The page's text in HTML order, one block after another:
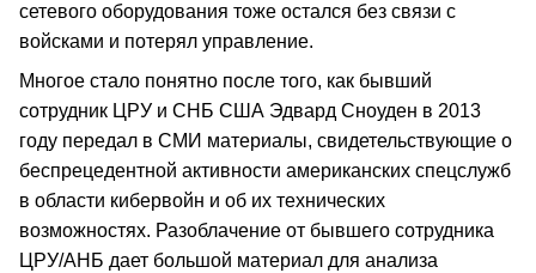
сетевого оборудования тоже остался без связи с
войсками и потерял управление.
Многое стало понятно после того, как бывший
сотрудник ЦРУ и СНБ США Эдвард Сноуден в 2013
году передал в СМИ материалы, свидетельствующие о
беспрецедентной активности американских спецслужб
в области кибервойн и об их технических
возможностях. Разоблачение от бывшего сотрудника
ЦРУ/АНБ дает большой материал для анализа